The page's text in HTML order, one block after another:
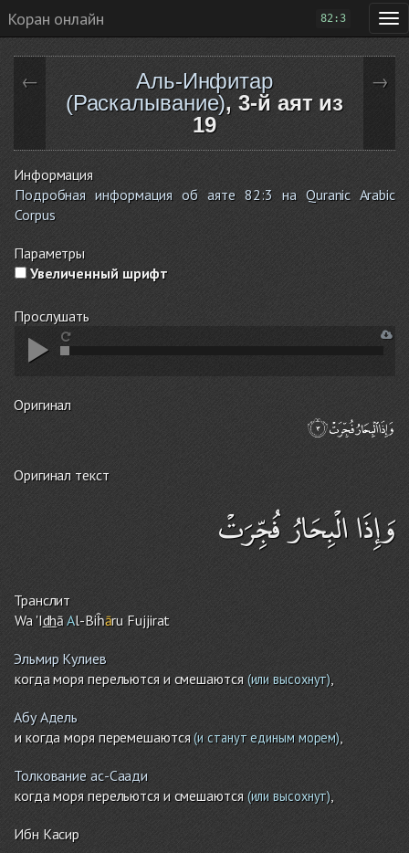
Коран онлайн 82:3
←
Аль-Инфитар
(Раскалывание), 3-й аят из
19
→
Информация
Подробная информация об аяте 82:3 на Quranic Arabic
Corpus
Параметры
Увеличенный шрифт
Прослушать
Оригинал
Оригинал текст
وَإِذَا الْبِحَارُ فُجِّرَتْ
Транслит
Wa 'IdhāAl-Biĥāru Fujjirat
Эльмир Кулиев
когда моря перельются и смешаются(или высохнут),
Абу Адель
и когда моря перемешаются(и станут единым морем),
Толкование ас-Саади
когда моря перельются и смешаются(или высохнут),
Ибн Касир